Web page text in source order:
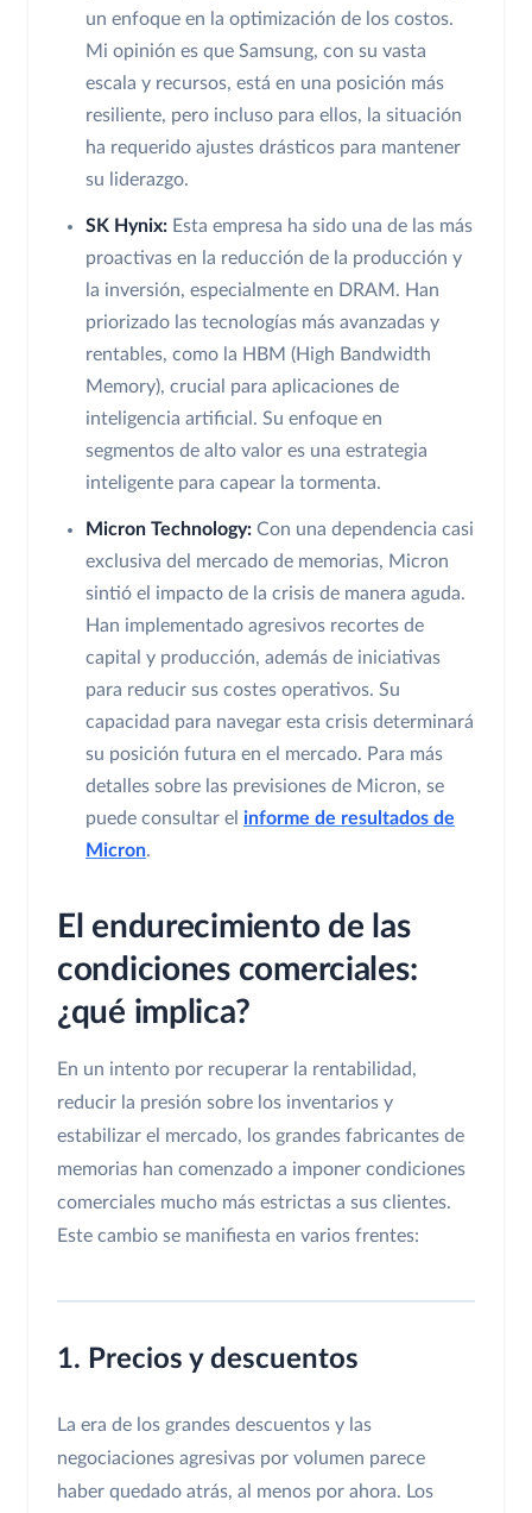
un enfoque en la optimización de los costos.
Mi opinión es que Samsung, con su vasta
escala y recursos, está en una posición más
resiliente, pero incluso para ellos, la situación
ha requerido ajustes drásticos para mantener
su liderazgo.
SK Hynix: Esta empresa ha sido una de las más
proactivas en la reducción de la producción y
la inversión, especialmente en DRAM. Han
priorizado las tecnologías más avanzadas y
rentables, como la HBM (High Bandwidth
Memory), crucial para aplicaciones de
inteligencia artificial. Su enfoque en
segmentos de alto valor es una estrategia
inteligente para capear la tormenta.
Micron Technology: Con una dependencia casi
exclusiva del mercado de memorias, Micron
sintió el impacto de la crisis de manera aguda.
Han implementado agresivos recortes de
capital y producción, además de iniciativas
para reducir sus costes operativos. Su
capacidad para navegar esta crisis determinará
su posición futura en el mercado. Para más
detalles sobre las previsiones de Micron, se
puede consultar el informe de resultados de
Micron.
El endurecimiento de las
condiciones comerciales:
¿qué implica?
En un intento por recuperar la rentabilidad,
reducir la presión sobre los inventarios y
estabilizar el mercado, los grandes fabricantes de
memorias han comenzado a imponer condiciones
comerciales mucho más estrictas a sus clientes.
Este cambio se manifiesta en varios frentes:
1. Precios y descuentos
La era de los grandes descuentos y las
negociaciones agresivas por volumen parece
haber quedado atrás, al menos por ahora. Los